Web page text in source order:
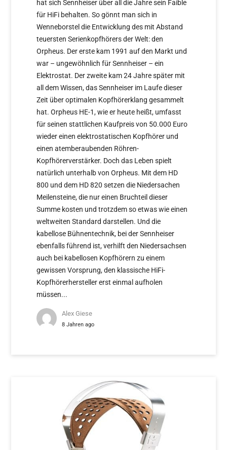
hat sich Sennheiser über all die Jahre sein Faible
für HiFi behalten. So gönnt man sich in
Wenneborstel die Entwicklung des mit Abstand
teuersten Serienkopfhörers der Welt: den
Orpheus. Der erste kam 1991 auf den Markt und
war – ungewöhnlich für Sennheiser – ein
Elektrostat. Der zweite kam 24 Jahre später mit
all dem Wissen, das Sennheiser im Laufe dieser
Zeit über optimalen Kopfhörerklang gesammelt
hat. Orpheus HE-1, wie er heute heißt, umfasst
für seinen stattlichen Kaufpreis von 50.000 Euro
wieder einen elektrostatischen Kopfhörer und
einen atemberaubenden Röhren-
Kopfhörerverstärker. Doch das Leben spielt
natürlich unterhalb von Orpheus. Mit dem HD
800 und dem HD 820 setzen die Niedersachen
Meilensteine, die nur einen Bruchteil dieser
Summe kosten und trotzdem so etwas wie einen
weltweiten Standard darstellen. Und die
kabellose Bühnentechnik, bei der Sennheiser
ebenfalls führend ist, verhilft den Niedersachsen
auch bei kabellosen Kopfhörern zu einem
gewissen Vorsprung, den klassische HiFi-
Kopfhörerhersteller erst einmal aufholen
müssen...
Alex Giese
8 Jahren ago